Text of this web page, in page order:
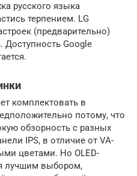
русского языка
терпением. LG
(предварительно)
Доступность Google
комплектовать в
потому, что
обзорность с разных
IPS, в отличие от VA-
цветами. Но OLED-
лучшим выбором,